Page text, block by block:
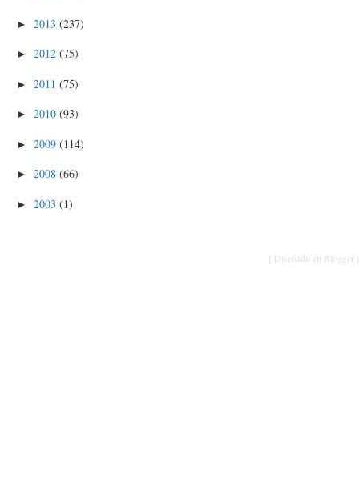
► 2013 (237)
► 2012 (75)
► 2011 (75)
► 2010 (93)
► 2009 (114)
► 2008 (66)
► 2003 (1)
[ Diseñado en Blogger